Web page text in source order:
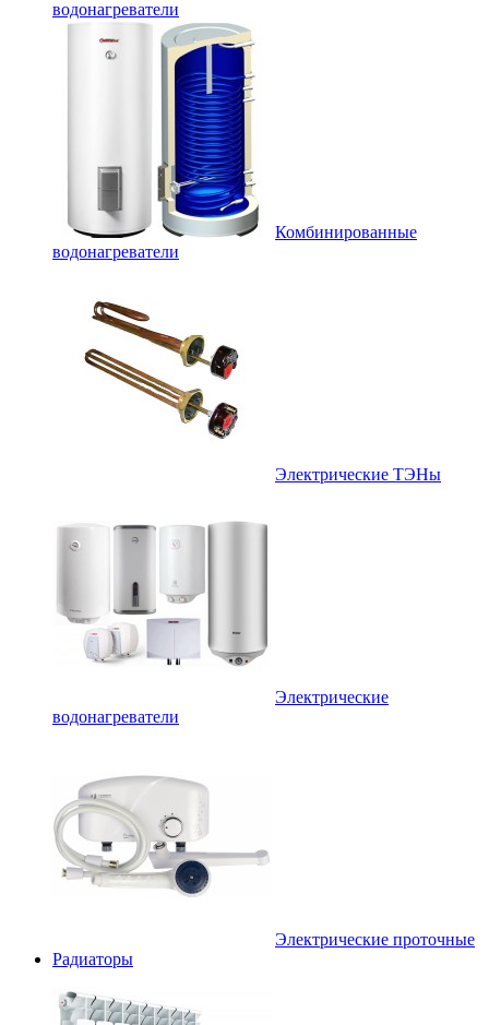
водонагреватели
Комбинированные
водонагреватели
Электрические ТЭНы
Электрические
водонагреватели
Электрические проточные
Радиаторы